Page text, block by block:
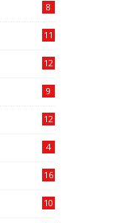
8
11
12
9
12
4
16
10